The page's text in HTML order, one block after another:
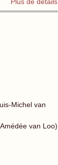
Michel van
van Loo)